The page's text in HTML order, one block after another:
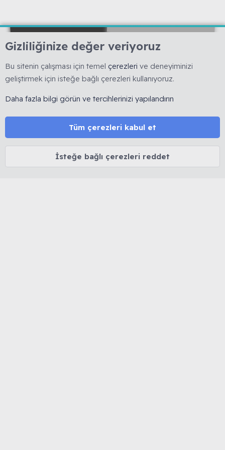
🇹🇷 Muhabbetkuslari.org, 2008 yılında kurulmuş, kuş
paylaşımını esas alan köklü bir forumdur. 🚫 Reklam, ürün
⚖️ Tüm içerikler 5846 sayılı Fikir ve Sanat Eserleri Kanunu
kapsamında olup izinsiz kopyalanamaz.
MUHABBET KUŞU HAKKINDA
Gizliliğinize değer veriyoruz
Bu sitenin çalışması için temel çerezleri ve deneyiminizi
geliştirmek için isteğe bağlı çerezleri kullanıyoruz.
Daha fazla bilgi görün ve tercihlerinizi yapılandırın
Tüm çerezleri kabul et
İsteğe bağlı çerezleri reddet